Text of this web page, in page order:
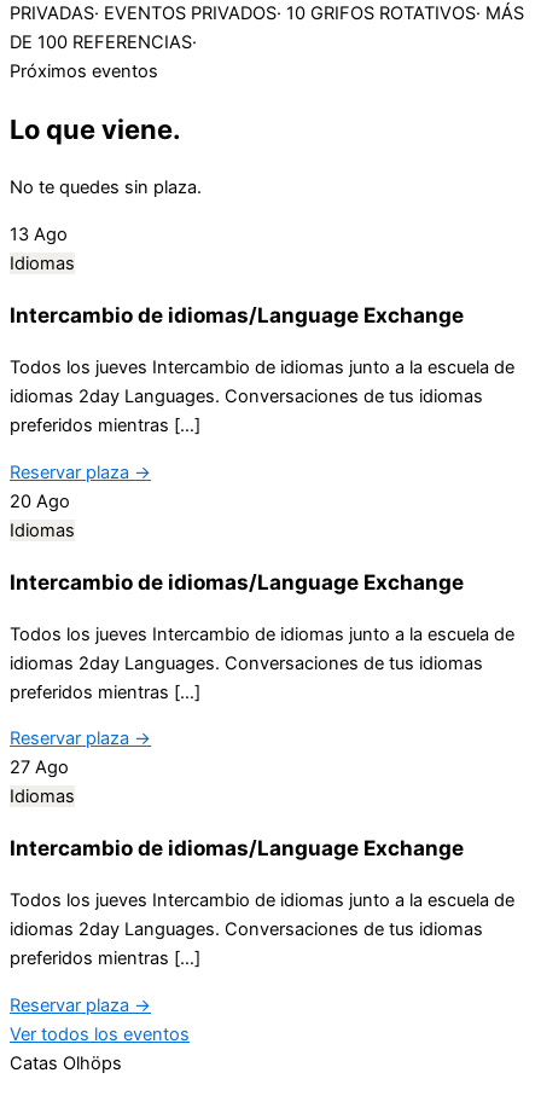
PRIVADAS· EVENTOS PRIVADOS· 10 GRIFOS ROTATIVOS· MÁS
DE 100 REFERENCIAS·
Próximos eventos
Lo que viene.
No te quedes sin plaza.
13 Ago
Idiomas
Intercambio de idiomas/Language Exchange
Todos los jueves Intercambio de idiomas junto a la escuela de
idiomas 2day Languages. Conversaciones de tus idiomas
preferidos mientras […]
Reservar plaza →
20 Ago
Idiomas
Intercambio de idiomas/Language Exchange
Todos los jueves Intercambio de idiomas junto a la escuela de
idiomas 2day Languages. Conversaciones de tus idiomas
preferidos mientras […]
Reservar plaza →
27 Ago
Idiomas
Intercambio de idiomas/Language Exchange
Todos los jueves Intercambio de idiomas junto a la escuela de
idiomas 2day Languages. Conversaciones de tus idiomas
preferidos mientras […]
Reservar plaza →
Ver todos los eventos
Catas Olhöps